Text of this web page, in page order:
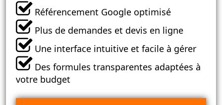
Référencement Google optimisé
Plus de demandes et devis en ligne
Une interface intuitive et facile à gérer
Des formules transparentes adaptées à
votre budget